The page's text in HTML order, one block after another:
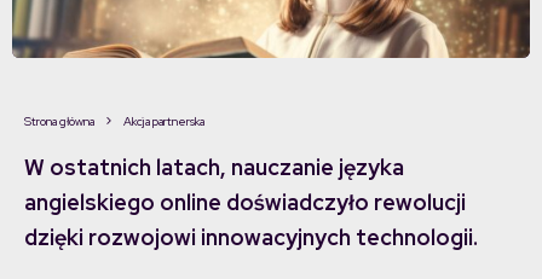
Strona główna Akcja partnerska
W ostatnich latach, nauczanie języka
angielskiego online doświadczyło rewolucji
dzięki rozwojowi innowacyjnych technologii.